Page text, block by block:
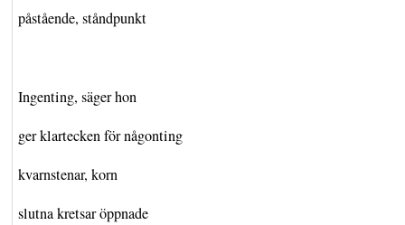
påstående, ståndpunkt
Ingenting, säger hon
ger klartecken för någonting
kvarnstenar, korn
slutna kretsar öppnade